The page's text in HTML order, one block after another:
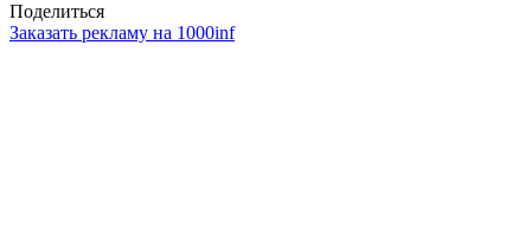
Поделиться
Заказать рекламу на 1000inf